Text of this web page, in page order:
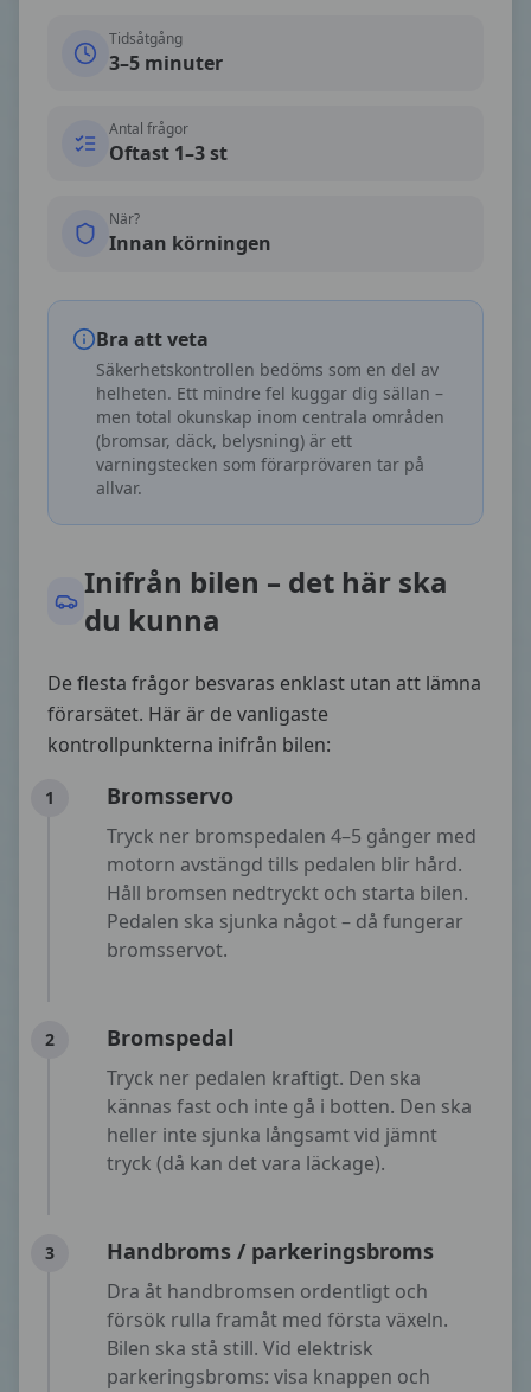
Tidsåtgång
3–5 minuter
Antal frågor
Oftast 1–3 st
När?
Innan körningen
Bra att veta
Säkerhetskontrollen bedöms som en del av
helheten. Ett mindre fel kuggar dig sällan –
men total okunskap inom centrala områden
(bromsar, däck, belysning) är ett
varningstecken som förarprövaren tar på
allvar.
Inifrån bilen – det här ska
du kunna
De flesta frågor besvaras enklast utan att lämna
förarsätet. Här är de vanligaste
kontrollpunkterna inifrån bilen:
1 Bromsservo
Tryck ner bromspedalen 4–5 gånger med
motorn avstängd tills pedalen blir hård.
Håll bromsen nedtryckt och starta bilen.
Pedalen ska sjunka något – då fungerar
bromsservot.
2 Bromspedal
Tryck ner pedalen kraftigt. Den ska
kännas fast och inte gå i botten. Den ska
heller inte sjunka långsamt vid jämnt
tryck (då kan det vara läckage).
3 Handbroms / parkeringsbroms
Dra åt handbromsen ordentligt och
försök rulla framåt med första växeln.
Bilen ska stå still. Vid elektrisk
parkeringsbroms: visa knappen och